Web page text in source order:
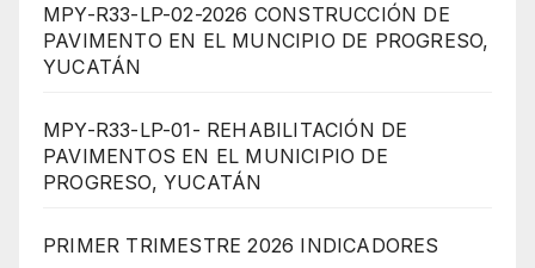
MPY-R33-LP-02-2026 CONSTRUCCIÓN DE
PAVIMENTO EN EL MUNCIPIO DE PROGRESO,
YUCATÁN
MPY-R33-LP-01- REHABILITACIÓN DE
PAVIMENTOS EN EL MUNICIPIO DE
PROGRESO, YUCATÁN
PRIMER TRIMESTRE 2026 INDICADORES